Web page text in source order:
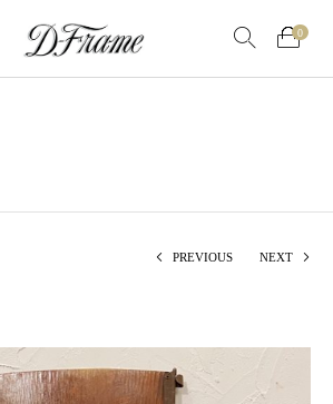
0
PREVIOUS NEXT